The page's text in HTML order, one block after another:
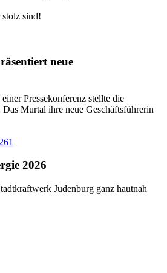
sind!
neue
Pressekonferenz stellte die
Murtal ihre neue Geschäftsführerin
2026
Judenburg ganz hautnah